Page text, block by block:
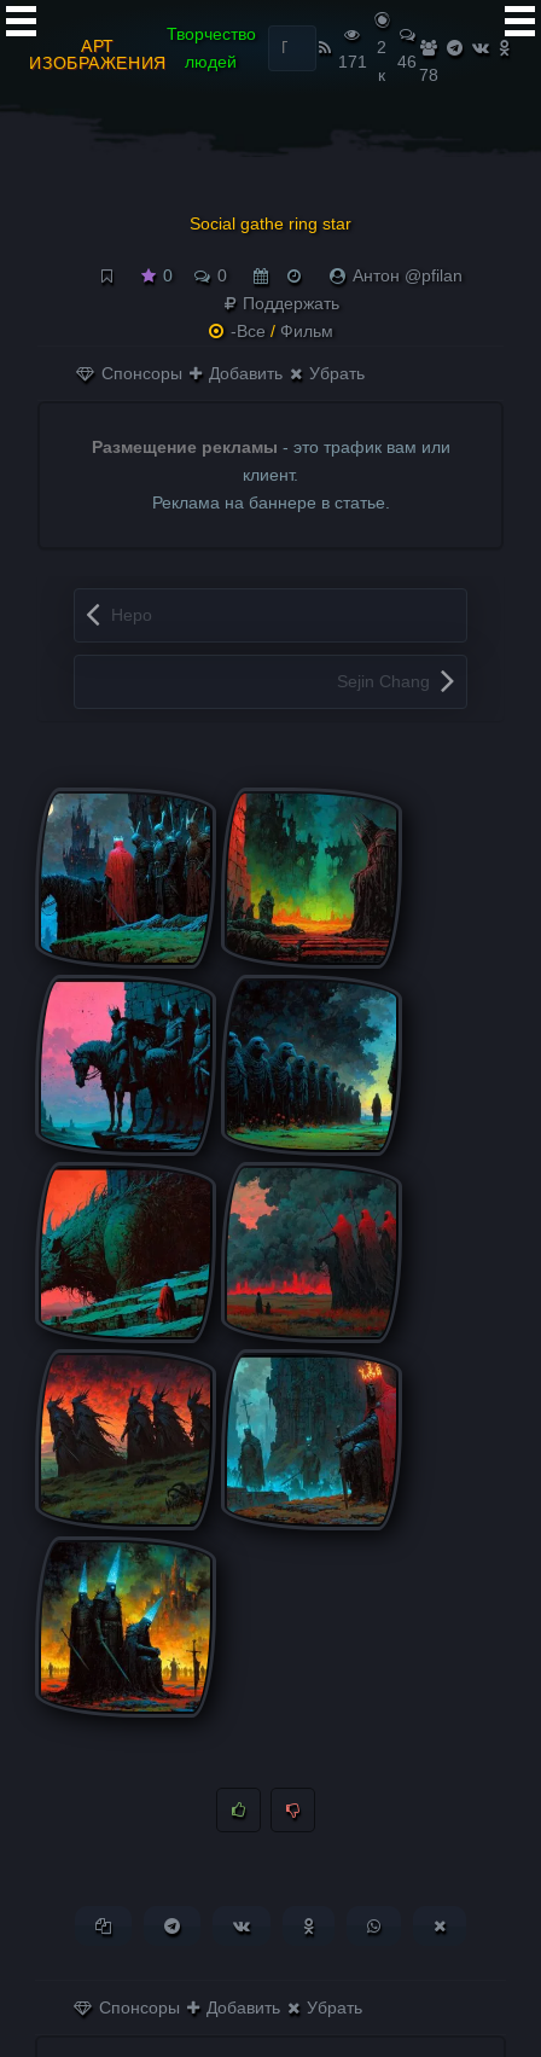
АРТ
ИЗОБРАЖЕНИЯ
Творчество
людей
Найти:
171
2
к
46
78
Social gathe ring star
0 0
Антон @pfilan
Поддержать
-Все / Фильм
Спонсоры Добавить Убрать
Размещение рекламы - это трафик вам или
клиент.
Реклама на баннере в статье.
Запись навигация
Неро
Sejin Chang
Копировать ссылкуПоделиться в Telegram
Поделиться ВКонтактеПоделиться в
Поделиться в
Спонсоры Добавить Убрать